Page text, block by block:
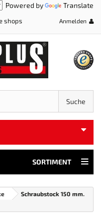
Powered by Translate
shops Anmelden
Suche
SORTIMENT
Schraubstock 150 mm.